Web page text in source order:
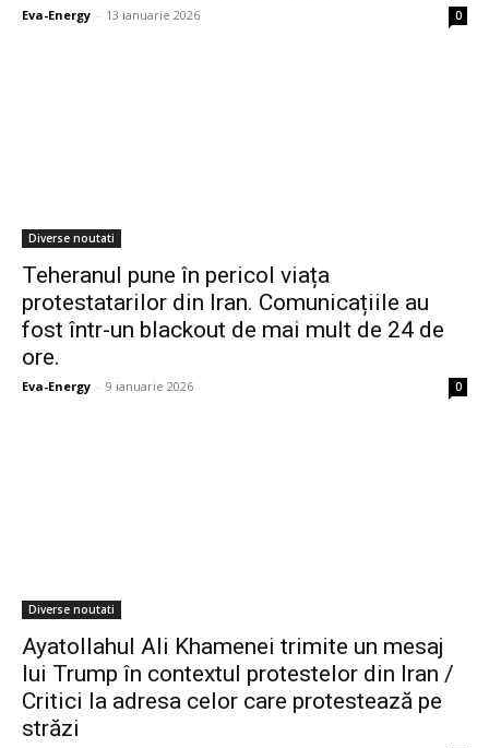
Eva-Energy - 13 ianuarie 2026 0
Diverse noutati
Teheranul pune în pericol viața
protestatarilor din Iran. Comunicațiile au
fost într-un blackout de mai mult de 24 de
ore.
Eva-Energy - 9 ianuarie 2026 0
Diverse noutati
Ayatollahul Ali Khamenei trimite un mesaj
lui Trump în contextul protestelor din Iran /
Critici la adresa celor care protestează pe
străzi